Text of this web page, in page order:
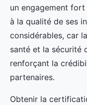
un engagement
à la qualité de ses
considérables, car
santé et la sécurité
renforçant la
partenaires.
Obtenir la